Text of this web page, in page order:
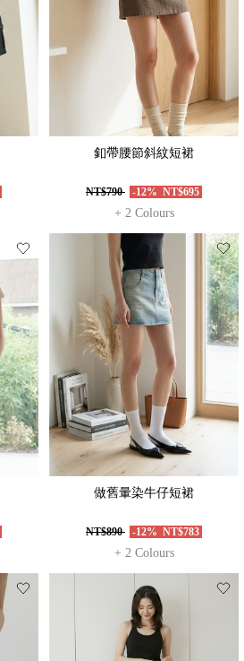
釦帶腰節斜紋短裙
NT$790 -12% NT$695
+ 2 Colours
做舊暈染牛仔短裙
NT$890 -12% NT$783
+ 2 Colours